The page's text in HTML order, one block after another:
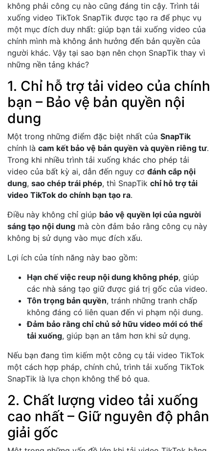
không phải công cụ nào cũng đáng tin cậy. Trình tải
xuống video TikTok SnapTik được tạo ra để phục vụ
một mục đích duy nhất: giúp bạn tải xuống video của
chính mình mà không ảnh hưởng đến bản quyền của
người khác. Vậy tại sao bạn nên chọn SnapTik thay vì
những nền tảng khác?
1. Chỉ hỗ trợ tải video của chính
bạn – Bảo vệ bản quyền nội
dung
Một trong những điểm đặc biệt nhất của SnapTik
chính là cam kết bảo vệ bản quyền và quyền riêng tư.
Trong khi nhiều trình tải xuống khác cho phép tải
video của bất kỳ ai, dẫn đến nguy cơ đánh cắp nội
dung, sao chép trái phép, thì SnapTik chỉ hỗ trợ tải
video TikTok do chính bạn tạo ra.
Điều này không chỉ giúp bảo vệ quyền lợi của người
sáng tạo nội dung mà còn đảm bảo rằng công cụ này
không bị sử dụng vào mục đích xấu.
Lợi ích của tính năng này bao gồm:
Hạn chế việc reup nội dung không phép, giúp
các nhà sáng tạo giữ được giá trị gốc của video.
Tôn trọng bản quyền, tránh những tranh chấp
không đáng có liên quan đến vi phạm nội dung.
Đảm bảo rằng chỉ chủ sở hữu video mới có thể
tải xuống, giúp bạn an tâm hơn khi sử dụng.
Nếu bạn đang tìm kiếm một công cụ tải video TikTok
một cách hợp pháp, chính chủ, trình tải xuống TikTok
SnapTik là lựa chọn không thể bỏ qua.
2. Chất lượng video tải xuống
cao nhất – Giữ nguyên độ phân
giải gốc